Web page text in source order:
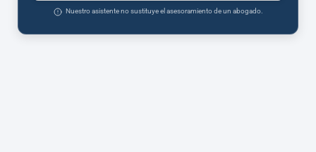
Nuestro asistente no sustituye el asesoramiento de un abogado.